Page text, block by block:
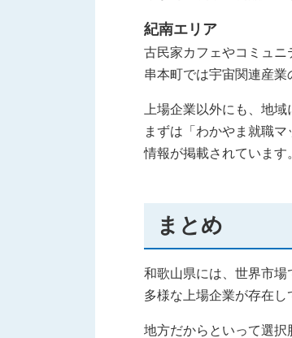
紀南エリア
古民家カフェやコミュニ
串本町では宇宙関連産業
上場企業以外にも、地
まずは「わかやま就職
情報が掲載されています
まとめ
和歌山県には、世界市場
多様な上場企業が存在し
地方だからといって選択